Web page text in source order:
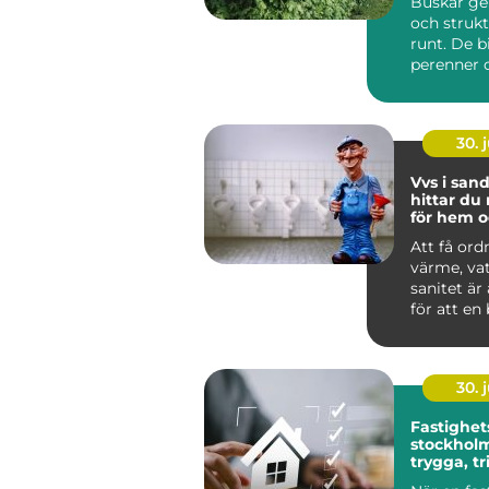
och
runt. De
perenner
30.
Vvs i
hittar du
för hem
Att få
värme,
sanitet är
för att en
30.
stockholm så
trygga,